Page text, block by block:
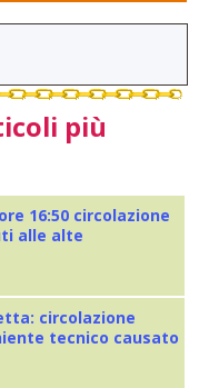
più
16:50 circolazione
alle alte
circolazione
tecnico causato